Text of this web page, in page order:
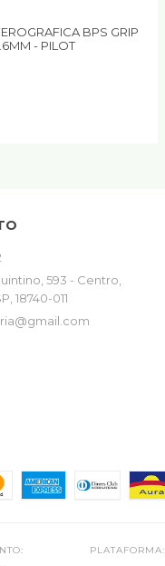
BPS GRIP
- PILOT
593 - Centro,
18740-011
PLATAFORMA: